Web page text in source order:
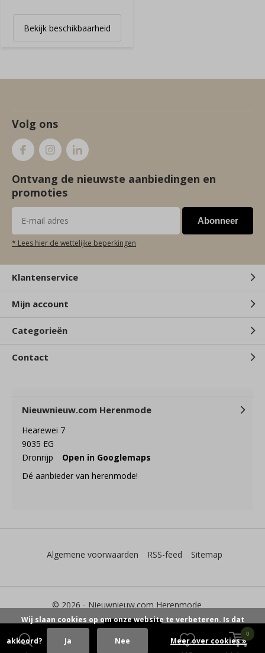
0
Bekijk beschikbaarheid
Volg ons
Ontvang de nieuwste aanbiedingen en
promoties
Abonneer
* Lees hier de wettelijke beperkingen
Klantenservice
Mijn account
Categorieën
Contact
Nieuwnieuw.com Herenmode
Hearewei 7
9035 EG
Dronrijp
Open in Googlemaps
Dé aanbieder van herenmode!
© 2026 - Nieuwnieuw.com Herenmode
Algemene voorwaarden RSS-feed Sitemap
Wij slaan cookies op om onze website te verbeteren. Is dat
akkoord? Ja Nee Meer over cookies »